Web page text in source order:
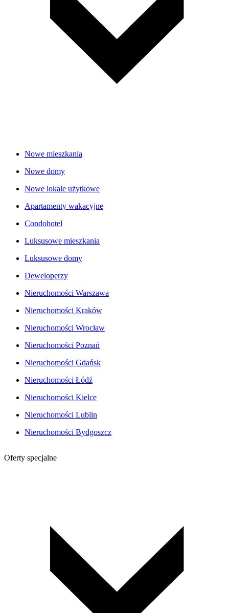
Nowe mieszkania
Nowe domy
Nowe lokale użytkowe
Apartamenty wakacyjne
Condohotel
Luksusowe mieszkania
Luksusowe domy
Deweloperzy
Nieruchomości Warszawa
Nieruchomości Kraków
Nieruchomości Wrocław
Nieruchomości Poznań
Nieruchomości Gdańsk
Nieruchomości Łódź
Nieruchomości Kielce
Nieruchomości Lublin
Nieruchomości Bydgoszcz
Oferty specjalne